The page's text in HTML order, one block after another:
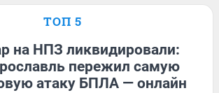
ТОП 5
на НПЗ ликвидировали:
пережил самую
атаку БПЛА — онлайн